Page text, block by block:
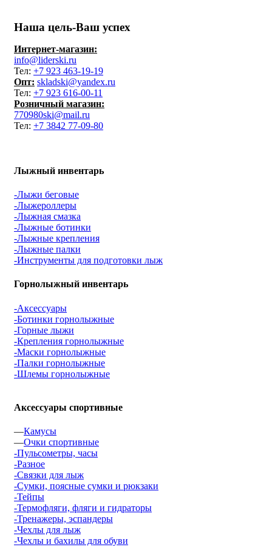
Наша цель-Ваш успех
Интернет-магазин:
info@liderski.ru
Тел: +7 923 463-19-19
Опт: skladski@yandex.ru
Тел: +7 923 616-00-11
Розничный магазин:
770980ski@mail.ru
Тел: +7 3842 77-09-80
Лыжный инвентарь
-Лыжи беговые
-Лыжероллеры
-Лыжная смазка
-Лыжные ботинки
-Лыжные крепления
-Лыжные палки
-Инструменты для подготовки лыж
Горнолыжный инвентарь
-Аксессуары
-Ботинки горнолыжные
-Горные лыжи
-Крепления горнолыжные
-Маски горнолыжные
-Палки горнолыжные
-Шлемы горнолыжные
Аксессуары спортивные
—Камусы
—Очки спортивные
-Пульсометры, часы
-Разное
-Связки для лыж
-Сумки, поясные сумки и рюкзаки
-Тейпы
-Термофляги, фляги и гидраторы
-Тренажеры, эспандеры
-Чехлы для лыж
-Чехлы и бахилы для обуви